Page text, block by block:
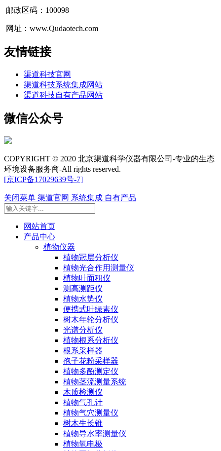
邮政区码：100098
网址：www.Qudaotech.com
友情链接
渠道科技官网
渠道科技系统集成网站
渠道科技自有产品网站
微信公众号
COPYRIGHT © 2020 北京渠道科学仪器有限公司-专业的生态
环境设备服务商-All rights reserved.
[京ICP备17029639号-7]
关闭菜单 渠道官网 系统集成 自有产品
网站首页
产品中心
植物仪器
植物冠层分析仪
植物光合作用测量仪
植物叶面积仪
测高测距仪
植物水势仪
便携式叶绿素仪
树木年轮分析仪
光谱分析仪
植物根系分析仪
根系采样器
孢子花粉采样器
植物多酚测定仪
植物茎流测量系统
木质检测仪
植物气孔计
植物气穴测量仪
树木生长锥
植物导水率测量仪
植物氧电极